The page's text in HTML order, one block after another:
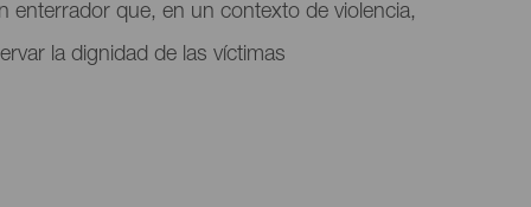
enterrador que, en un contexto de violencia,
la dignidad de las víctimas